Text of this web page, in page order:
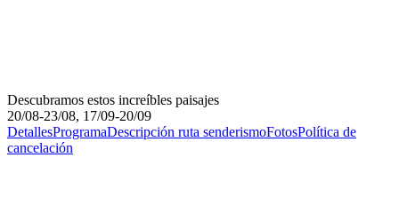
Descubramos estos increíbles paisajes
20/08-23/08, 17/09-20/09
DetallesProgramaDescripción ruta senderismoFotosPolítica de
cancelación